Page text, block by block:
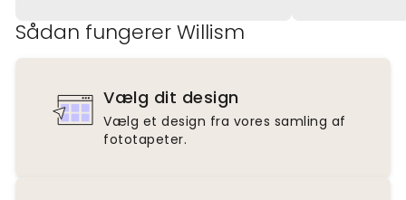
Sådan fungerer Willism
Vælg dit design
Vælg et design fra vores samling af
fototapeter.